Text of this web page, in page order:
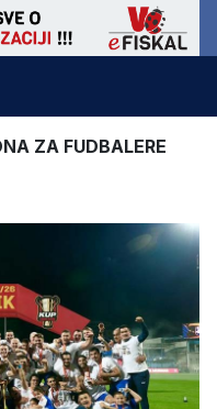
ZA FUDBALERE